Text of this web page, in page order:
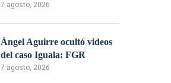
7 agosto, 2026
Ángel Aguirre ocultó videos
del caso Iguala: FGR
7 agosto, 2026